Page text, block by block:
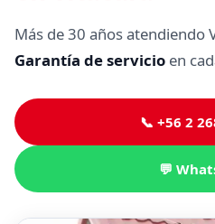
Más de 30 años atendiendo
Garantía de servicio en
📞 +56 2
💬